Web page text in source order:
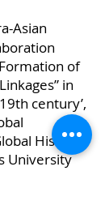
Asian
of
in
century’,
History,
University